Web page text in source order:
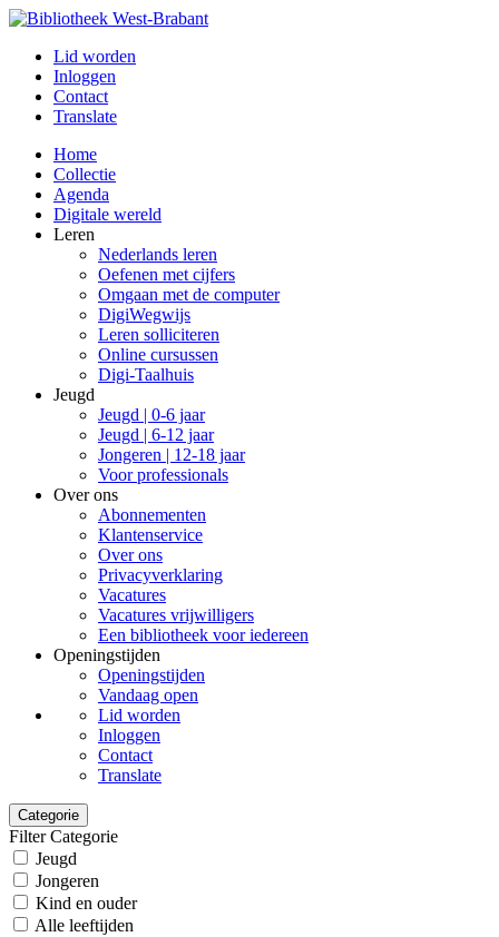
Lid worden
Inloggen
Contact
Translate
Home
Collectie
Agenda
Digitale wereld
Leren
Nederlands leren
Oefenen met cijfers
Omgaan met de computer
DigiWegwijs
Leren solliciteren
Online cursussen
Digi-Taalhuis
Jeugd
Jeugd | 0-6 jaar
Jeugd | 6-12 jaar
Jongeren | 12-18 jaar
Voor professionals
Over ons
Abonnementen
Klantenservice
Over ons
Privacyverklaring
Vacatures
Vacatures vrijwilligers
Een bibliotheek voor iedereen
Openingstijden
Openingstijden
Vandaag open
Lid worden
Inloggen
Contact
Translate
Categorie
Filter Categorie
Jeugd
Jongeren
Kind en ouder
Alle leeftijden